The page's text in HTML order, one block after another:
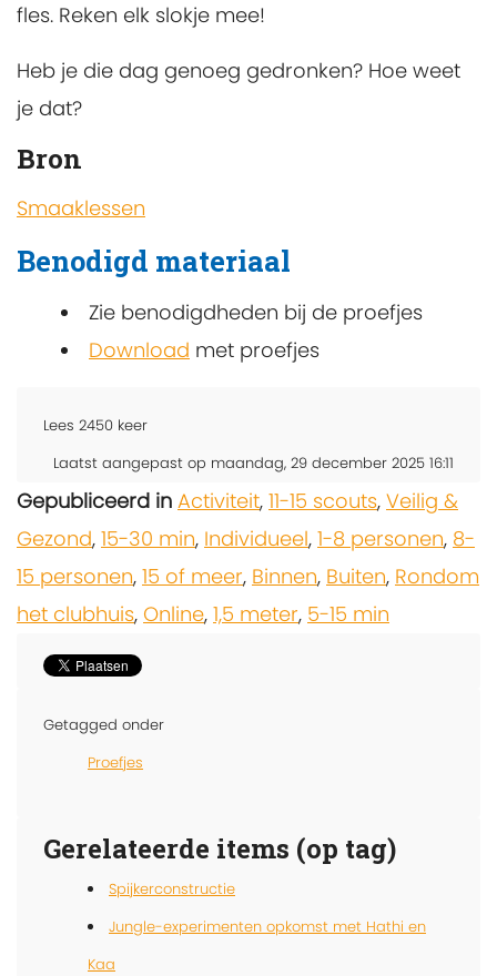
fles. Reken elk slokje mee!
Heb je die dag genoeg gedronken? Hoe weet
je dat?
Bron
Smaaklessen
Benodigd materiaal
Zie benodigdheden bij de proefjes
Download met proefjes
Lees 2450 keer
Laatst aangepast op maandag, 29 december 2025 16:11
Gepubliceerd in Activiteit, 11-15 scouts, Veilig &
Gezond, 15-30 min, Individueel, 1-8 personen, 8-
15 personen, 15 of meer, Binnen, Buiten, Rondom
het clubhuis, Online, 1,5 meter, 5-15 min
Getagged onder
Proefjes
Gerelateerde items (op tag)
Spijkerconstructie
Jungle-experimenten opkomst met Hathi en
Kaa